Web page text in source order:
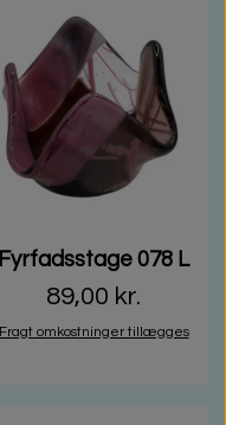
Fyrfadsstage 078 L
89,00 kr.
Fragt omkostninger tillægges